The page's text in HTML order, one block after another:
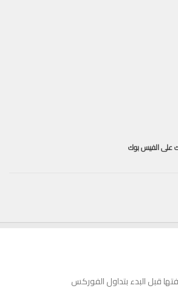
البدء بتداول الفوركس